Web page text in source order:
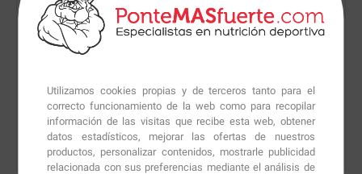
Utilizamos cookies propias y de terceros tanto para el
correcto funcionamiento de la web como para recopilar
información de las visitas que recibe esta web, obtener
datos estadísticos, mejorar las ofertas de nuestros
productos, personalizar contenidos, mostrarle publicidad
relacionada con sus preferencias mediante el análisis de